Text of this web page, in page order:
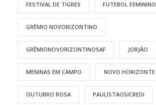
FESTIVAL DE TIGRES FUTEBOL FEMININO
GRÊMIO NOVORIZONTINO
GRÊMIONOVORIZONTINOSAF JORJÃO
MENINAS EM CAMPO NOVO HORIZONTE
OUTUBRO ROSA PAULISTAOSICREDI